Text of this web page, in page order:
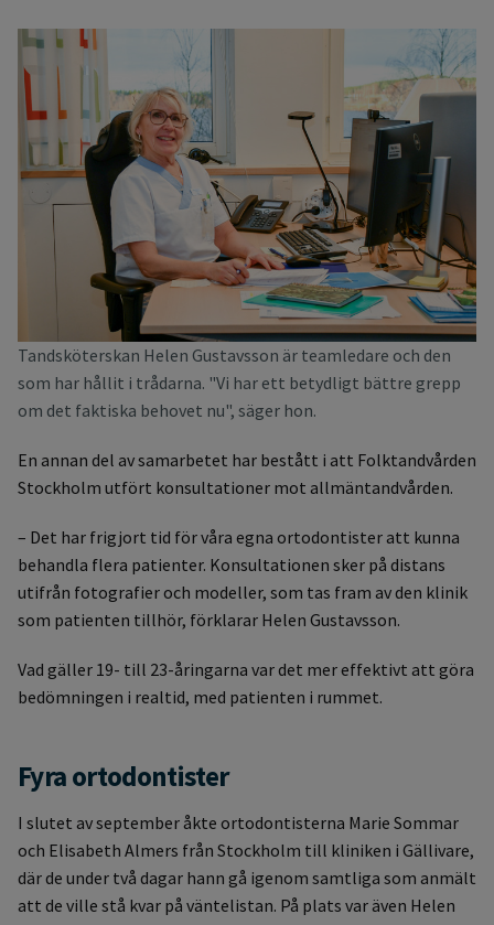
Tandsköterskan Helen Gustavsson är teamledare och den
som har hållit i trådarna. "Vi har ett betydligt bättre grepp
om det faktiska behovet nu", säger hon.
En annan del av samarbetet har bestått i att Folktandvården
Stockholm utfört konsultationer mot allmäntandvården.
– Det har frigjort tid för våra egna ortodontister att kunna
behandla flera patienter. Konsultationen sker på distans
utifrån fotografier och modeller, som tas fram av den klinik
som patienten tillhör, förklarar Helen Gustavsson.
Vad gäller 19- till 23-åringarna var det mer effektivt att göra
bedömningen i realtid, med patienten i rummet.
Fyra ortodontister
I slutet av september åkte ortodontisterna Marie Sommar
och Elisabeth Almers från Stockholm till kliniken i Gällivare,
där de under två dagar hann gå igenom samtliga som anmält
att de ville stå kvar på väntelistan. På plats var även Helen